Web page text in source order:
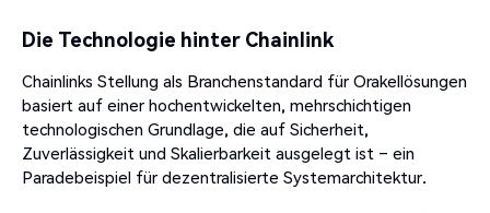
Die Technologie hinter Chainlink
Chainlinks Stellung als Branchenstandard für Orakellösungen
basiert auf einer hochentwickelten, mehrschichtigen
technologischen Grundlage, die auf Sicherheit,
Zuverlässigkeit und Skalierbarkeit ausgelegt ist – ein
Paradebeispiel für dezentralisierte Systemarchitektur.